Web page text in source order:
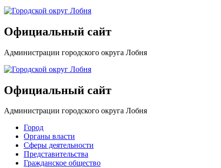
Официальный сайт
Администрации городского округа Лобня
Официальный сайт
Администрации городского округа Лобня
Город
Органы власти
Сферы деятельности
Представительства
Гражданское общество